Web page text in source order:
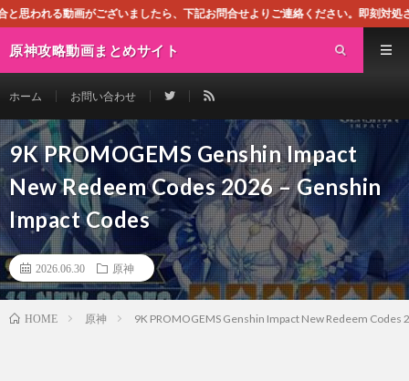
ましたら、下記お問合せよりご連絡ください。即刻対処させて頂きます。な
原神攻略動画まとめサイト
ホーム お問い合わせ
9K PROMOGEMS Genshin Impact
New Redeem Codes 2026 – Genshin
Impact Codes
2026.06.30 原神
HOME 原神 9K PROMOGEMS Genshin Impact New Redeem Codes